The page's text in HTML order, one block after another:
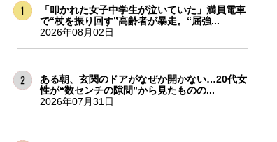
「叩かれた女子中学生が泣いていた」満員電車
で“杖を振り回す”高齢者が暴走。“屈強...
2026年08月02日
ある朝、玄関のドアがなぜか開かない…20代女
性が“数センチの隙間”から見たものの...
2026年07月31日